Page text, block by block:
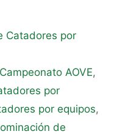
Catadores por
Campeonato AOVE,
por
por equipos,
de